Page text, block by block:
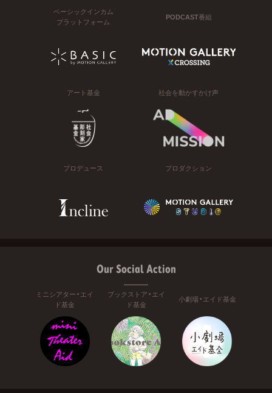
ベーシックインカム
プラットフォーム
PODCAST番組
アート基金 社会を動かすかけ声
プロデュース プロダクション
Our Social Action
ミニシアター・エイ
ド基金
ブックストア・エイ
ド基金
小劇場・エイド基金